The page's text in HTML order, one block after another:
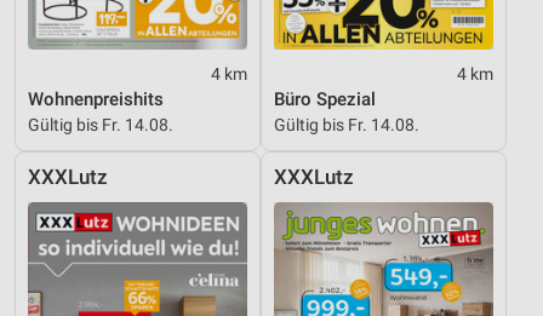
4 km
Wohnenpreishits
Gültig bis Fr. 14.08.
4 km
Büro Spezial
Gültig bis Fr. 14.08.
XXXLutz XXXLutz